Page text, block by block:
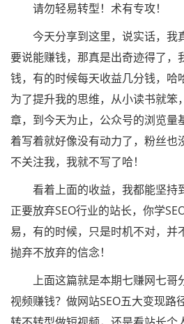
请勿轻易转型！术有专攻！
今天分享到这里，说实话，我
要说能赚钱，那真是出奇迹得了，
钱，有的时候每天收益几分钱，哈
为了提升我的思维，从小读书就笨
章，到今天为止，公众号的浏览量
着写着就好像没有动力了，粉丝也
不关注我，我就不写了哈！
看着上面的收益，我都能坚持
正要放弃SEO行业的站长，你学
易，有的时候，只是时机不对，并
抛弃不放弃的信念！
上面这篇就是本期七赚网七哥
视频赚钱？做网站SEO五大变现路